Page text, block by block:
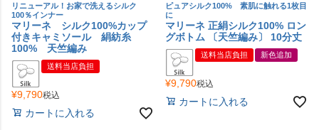
リニューアル！お家で洗えるシルク
100％インナー
マリーネ シルク100%カップ
付きキャミソール 絹紡糸
100% 天竺編み
送料当店負担
¥9,790税込
カートに入れる
ピュアシルク100% 素肌に触れる1枚目
に
マリーネ 正絹シルク100% ロン
グボトム 〔天竺編み〕 10分丈
送料当店負担 新色追加
¥9,790税込
カートに入れる